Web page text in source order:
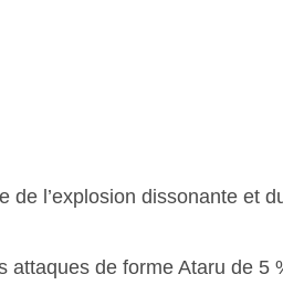
de l’explosion dissonante et
attaques de forme Ataru de 5